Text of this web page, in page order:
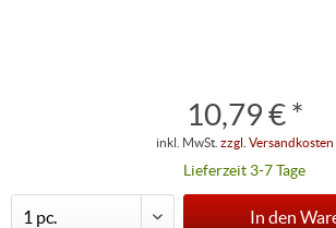
10,79 € *
inkl. MwSt. zzgl. Versandkosten
Lieferzeit 3-7 Tage
In den